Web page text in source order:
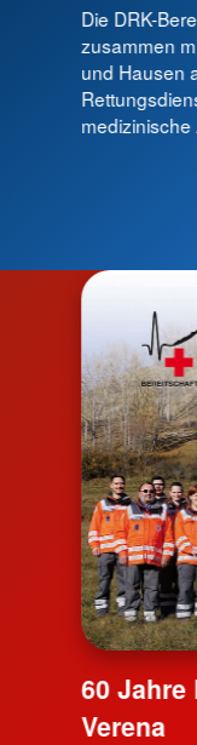
Die DRK-
zusammen
und Hausen
60 Jahre
Verena